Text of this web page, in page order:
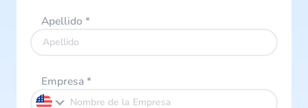
Apellido *
Empresa*